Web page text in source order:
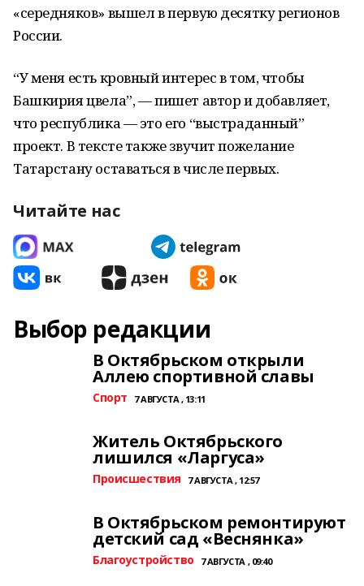
«середняков» вышел в первую десятку регионов
России.
“У меня есть кровный интерес в том, чтобы
Башкирия цвела”, — пишет автор и добавляет,
что республика — это его “выстраданный”
проект. В тексте также звучит пожелание
Татарстану оставаться в числе первых.
Читайте нас
Выбор редакции
В Октябрьском открыли
Аллею спортивной славы
Спорт 7 АВГУСТА , 13:11
Житель Октябрьского
лишился «Ларгуса»
Происшествия 7 АВГУСТА , 12:57
В Октябрьском ремонтируют
детский сад «Веснянка»
Благоустройство 7 АВГУСТА , 09:40